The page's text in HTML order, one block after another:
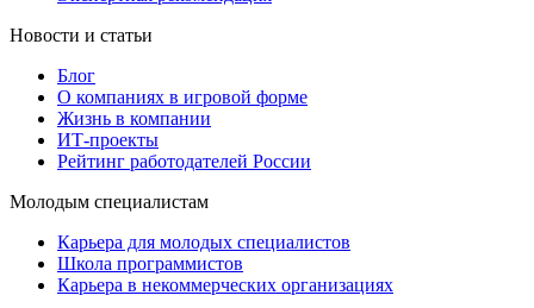
Новости и статьи
Блог
О компаниях в игровой форме
Жизнь в компании
ИТ-проекты
Рейтинг работодателей России
Молодым специалистам
Карьера для молодых специалистов
Школа программистов
Карьера в некоммерческих организациях